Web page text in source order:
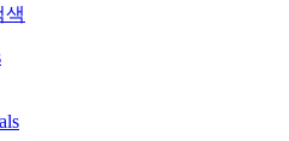
색